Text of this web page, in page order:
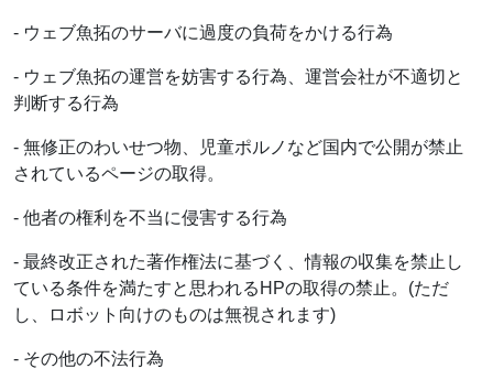
- ウェブ魚拓のサーバに過度の負荷をかける行為
- ウェブ魚拓の運営を妨害する行為、運営会社が不適切と
判断する行為
- 無修正のわいせつ物、児童ポルノなど国内で公開が禁止
されているページの取得。
- 他者の権利を不当に侵害する行為
- 最終改正された著作権法に基づく、情報の収集を禁止し
ている条件を満たすと思われるHPの取得の禁止。(ただ
し、ロボット向けのものは無視されます)
- その他の不法行為